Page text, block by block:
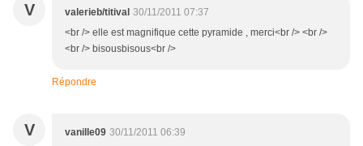
V valerieb/titival 30/11/2011 07:37
<br /> elle est magnifique cette pyramide , merci<br /> <br />
<br /> bisousbisous<br />
Répondre
V vanille09 30/11/2011 06:39